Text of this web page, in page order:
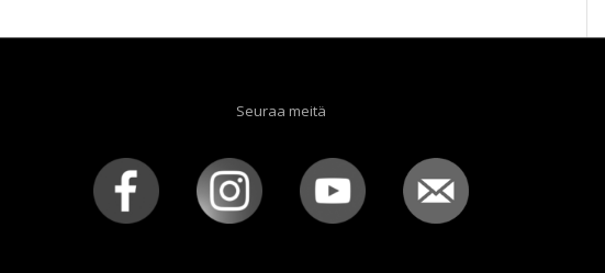
Seuraa meitä